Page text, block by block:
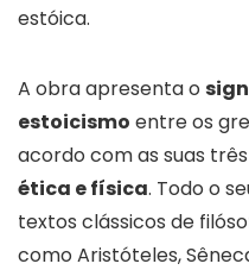
estóica.
A obra apresenta o
estoicismo entre os
acordo com as suas
ética e física. Todo o
textos clássicos de
como Aristóteles,